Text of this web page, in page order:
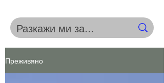
Преживяно